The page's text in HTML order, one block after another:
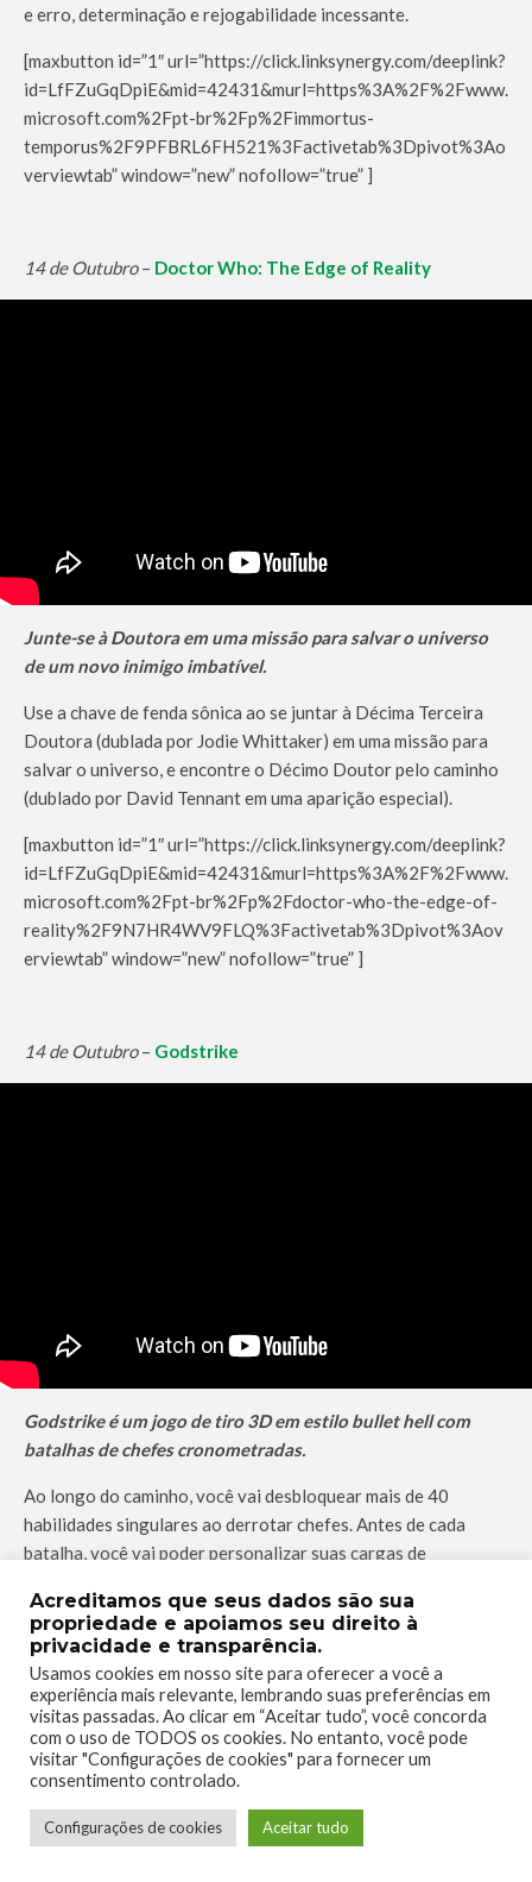
e erro, determinação e rejogabilidade incessante.
[maxbutton id=”1″ url=”https://click.linksynergy.com/deeplink?
id=LfFZuGqDpiE&mid=42431&murl=https%3A%2F%2Fwww.
microsoft.com%2Fpt-br%2Fp%2Fimmortus-
temporus%2F9PFBRL6FH521%3Factivetab%3Dpivot%3Ao
verviewtab” window=”new” nofollow=”true” ]
14 de Outubro– Doctor Who: The Edge of Reality
Junte-se à Doutora em uma missão para salvar o universo
de um novo inimigo imbatível.
Use a chave de fenda sônica ao se juntar à Décima Terceira
Doutora (dublada por Jodie Whittaker) em uma missão para
salvar o universo, e encontre o Décimo Doutor pelo caminho
(dublado por David Tennant em uma aparição especial).
[maxbutton id=”1″ url=”https://click.linksynergy.com/deeplink?
id=LfFZuGqDpiE&mid=42431&murl=https%3A%2F%2Fwww.
microsoft.com%2Fpt-br%2Fp%2Fdoctor-who-the-edge-of-
reality%2F9N7HR4WV9FLQ%3Factivetab%3Dpivot%3Aov
erviewtab” window=”new” nofollow=”true” ]
14 de Outubro– Godstrike
Godstrike é um jogo de tiro 3D em estilo bullet hell com
batalhas de chefes cronometradas.
Ao longo do caminho, você vai desbloquear mais de 40
habilidades singulares ao derrotar chefes. Antes de cada
batalha, você vai poder personalizar suas cargas de
sinergias e combos poderosos!
[maxbutton id=”1″ url=”https://click.linksynergy.com/deeplink?
id=LfFZuGqDpiE&mid=42431&murl=https%3A%2F%2Fwww.
microsoft.com%2Fpt-
br%2Fp%2Fgodstrike%2F9P6DG5C3C1CF%3Factivetab%3
Dpivot%3Aoverviewtab” window=”new” nofollow=”true” ]
Acreditamos que seus dados são sua
propriedade e apoiamos seu direito à
privacidade e transparência.
Usamos cookies em nosso site para oferecer a você a
experiência mais relevante, lembrando suas preferências em
visitas passadas. Ao clicar em “Aceitar tudo”, você concorda
com o uso de TODOS os cookies. No entanto, você pode
visitar "Configurações de cookies" para fornecer um
consentimento controlado.
Configurações de cookies Aceitar tudo